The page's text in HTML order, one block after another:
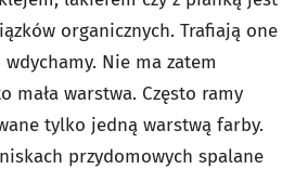
organicznych. Trafiają one
Nie ma zatem
mała warstwa. Często ramy
tylko jedną warstwą farby.
przydomowych spalane